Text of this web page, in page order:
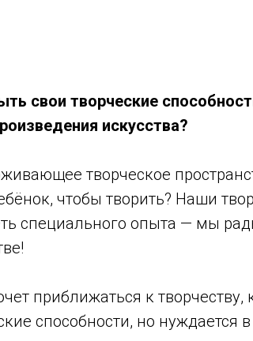
свои творческие
искусства?
творческое
чтобы творить? Наши
специального опыта — мы
приближаться к творчеству,
способности, но нуждается